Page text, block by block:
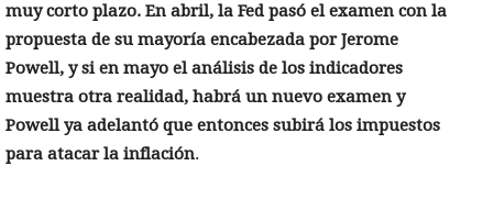
muy corto plazo. En abril, la Fed pasó el examen con la
propuesta de su mayoría encabezada por Jerome
Powell, y si en mayo el análisis de los indicadores
muestra otra realidad, habrá un nuevo examen y
Powell ya adelantó que entonces subirá los impuestos
para atacar la inflación.